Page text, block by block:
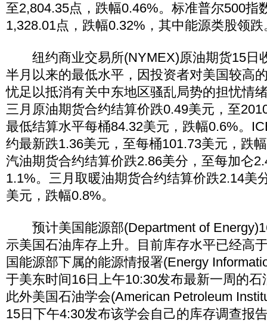
至2,804.35点，跌幅0.46%。标准普尔500指
1,328.01点，跌幅0.32%，其中能源类股领跌
纽约商业交易所(NYMEX)原油期货15日
半月以来的最低水平，因投资者对美国较高
忧足以抵消有关中东地区骚乱局势的担忧情
三月原油期货合约结算价跌0.49美元，至
最低结算水平每桶84.32美元，跌幅0.6%。
约最新跌1.36美元，至每桶101.73美元，跌
汽油期货合约结算价跌2.86美分，至每加仑
1.1%。三月取暖油期货合约结算价跌2.14美
美元，跌幅0.8%。
预计美国能源部(Department of
示美国石油库存上升。目前库存水平已经高
国能源部下属的能源情报署(Energy
于美东时间16日上午10:30发布最新一周的
此外美国石油学会(American Petroleum
15日下午4:30发布该学会自己的库存调查报